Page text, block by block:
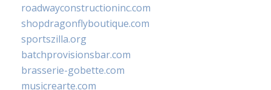
roadwayconstructioninc.com
shopdragonflyboutique.com
sportszilla.org
batchprovisionsbar.com
brasserie-gobette.com
musicrearte.com